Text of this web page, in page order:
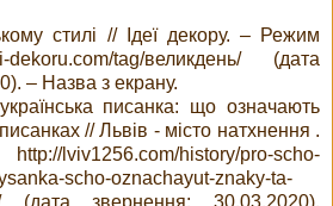
стилі // Ідеї декору. – Режим
tag/великдень/ (дата
– Назва з екрану.
писанка: що означають
// Львів - місто натхнення .
lviv1256.com/history/pro-scho-
scho-oznachayut-znaky-ta-